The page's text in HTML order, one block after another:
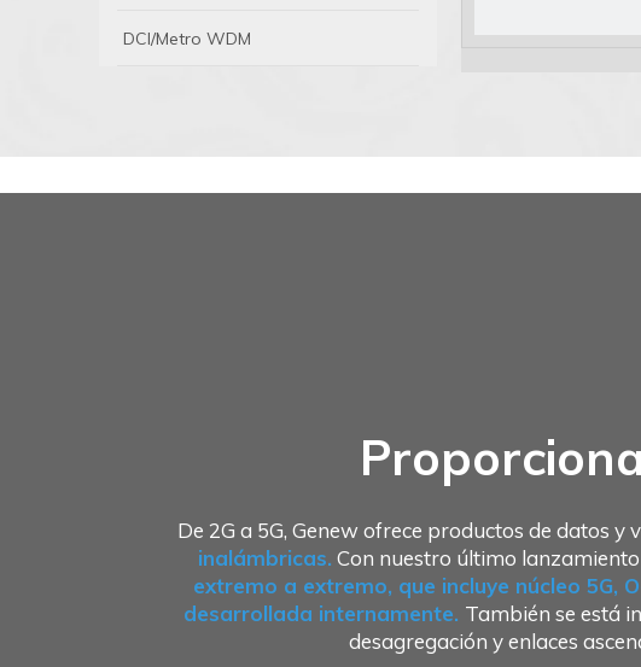
DCI/Metro WDM
De 2G a 5G, Genew ofrece productos de datos y
inalámbricas. Con nuestro último
extremo a extremo, que incluye núcleo 5G,
desarrollada internamente. También se está
desagregación y enlaces